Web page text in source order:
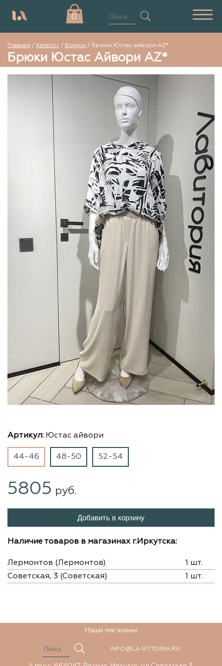
0
Главная / Каталог/ Брюки / брюки Юстас айвори AZ*
Брюки Юстас Айвори AZ*
‹ ›
Артикул: Юстас айвори
44-46 48-50 52-54
5805 руб.
Добавить в корзину
Наличие товаров в магазинах г.Иркутска:
Лермонтов (Лермонтов)
1 шт.
Советская, 3 (Советская)
1 шт.
Наши магазины
INFO@LA-VITTORIA.RU